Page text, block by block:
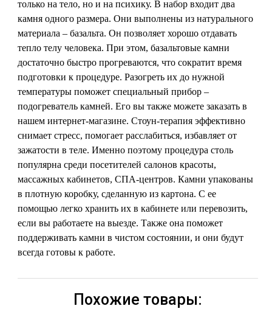
только на тело, но и на психику. В набор входит два
камня одного размера. Они выполнены из натурального
материала – базальта. Он позволяет хорошо отдавать
тепло телу человека. При этом, базальтовые камни
достаточно быстро прогреваются, что сократит время
подготовки к процедуре. Разогреть их до нужной
температуры поможет специальный прибор –
подогреватель камней. Его вы также можете заказать в
нашем интернет-магазине. Стоун-терапия эффективно
снимает стресс, помогает расслабиться, избавляет от
зажатости в теле. Именно поэтому процедура столь
популярна среди посетителей салонов красоты,
массажных кабинетов, СПА-центров. Камни упакованы
в плотную коробку, сделанную из картона. С ее
помощью легко хранить их в кабинете или перевозить,
если вы работаете на выезде. Также она поможет
поддерживать камни в чистом состоянии, и они будут
всегда готовы к работе.
Похожие товары: